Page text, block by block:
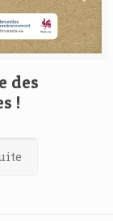
des
!